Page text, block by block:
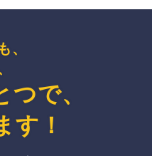
、
つで、
す ！